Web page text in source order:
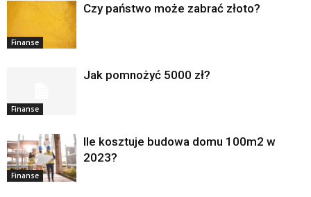
Finanse
Czy państwo może zabrać złoto?
Finanse
Jak pomnożyć 5000 zł?
Finanse
Ile kosztuje budowa domu 100m2 w
2023?